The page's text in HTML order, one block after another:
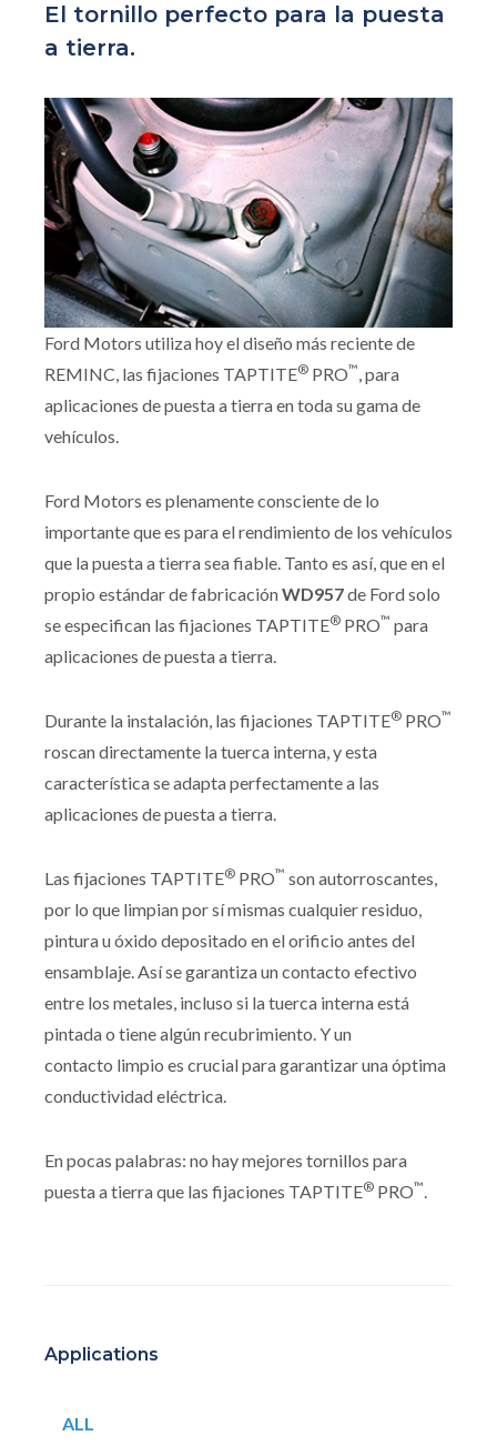
El tornillo perfecto para la puesta
a tierra.
Ford Motors utiliza hoy el diseño más reciente de
REMINC, las fijaciones TAPTITE® PRO™, para
aplicaciones de puesta a tierra en toda su gama de
vehículos.
Ford Motors es plenamente consciente de lo
importante que es para el rendimiento de los vehículos
que la puesta a tierra sea fiable. Tanto es así, que en el
propio estándar de fabricaciónWD957de Ford solo
se especifican las fijaciones TAPTITE® PRO™ para
aplicaciones de puesta a tierra.
Durante la instalación, las fijaciones TAPTITE® PRO™
roscan directamente la tuerca interna, y esta
característica se adapta perfectamente a las
aplicaciones de puesta a tierra.
Las fijaciones TAPTITE® PRO™ son autorroscantes,
por lo que limpian por sí mismas cualquier residuo,
pintura u óxido depositado en el orificio antes del
ensamblaje. Así se garantiza un contacto efectivo
entre los metales, incluso si la tuerca interna está
pintada o tiene algún recubrimiento. Y un
contacto limpio es crucial para garantizar una óptima
conductividad eléctrica.
En pocas palabras: no hay mejores tornillos para
puesta a tierra que las fijaciones TAPTITE® PRO™.
Applications
ALL